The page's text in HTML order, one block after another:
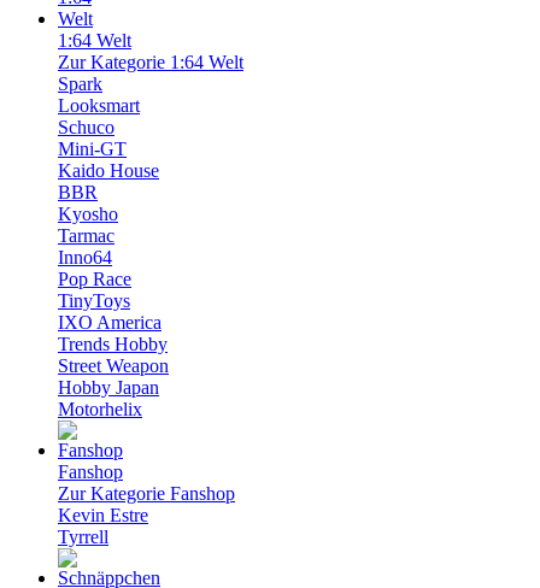
1:64 Welt
Zur Kategorie 1:64 Welt
Spark
Looksmart
Schuco
Mini-GT
Kaido House
BBR
Kyosho
Tarmac
Inno64
Pop Race
TinyToys
IXO America
Trends Hobby
Street Weapon
Hobby Japan
Motorhelix
Fanshop
Zur Kategorie Fanshop
Kevin Estre
Tyrrell